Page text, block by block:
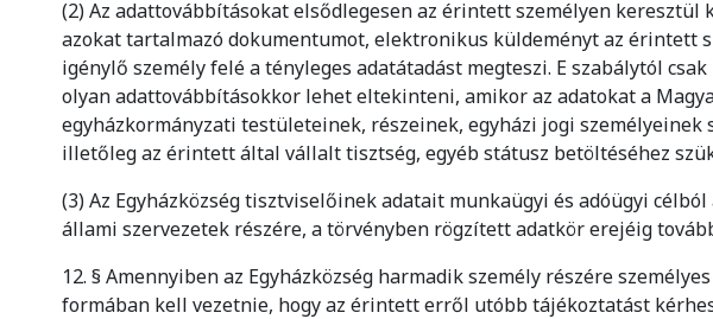
(2) Az adattovábbításokat elsődlegesen az érintett személyen keresztül
azokat tartalmazó dokumentumot, elektronikus küldeményt az érintett
igénylő személy felé a tényleges adatátadást megteszi. E szabálytól
olyan adattovábbításokkor lehet eltekinteni, amikor az adatokat a
egyházkormányzati testületeinek, részeinek, egyházi jogi
illetőleg az érintett által vállalt tisztség, egyéb státusz betöltéséhez
(3) Az Egyházközség tisztviselőinek adatait munkaügyi és adóügyi
állami szervezetek részére, a törvényben rögzített adatkör erejéig
12. § Amennyiben az Egyházközség harmadik személy részére
formában kell vezetnie, hogy az érintett erről utóbb tájékoztatást